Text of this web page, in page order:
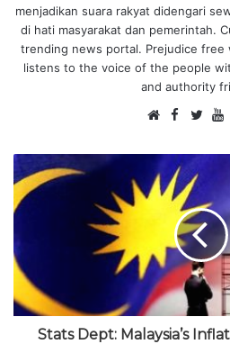
menjadikan suara rakyat didengari
di hati masyarakat dan pemerintah.
trending news portal. Prejudice
listens to the voice of the people
and authority
e
b
s
e
F
c
e
b
o
o
k
w
t
e
r
o
u
b
e
Stats Dept: Malaysia’s